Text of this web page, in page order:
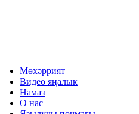
Мөхәррият
Видео яңалык
Намаз
О нас